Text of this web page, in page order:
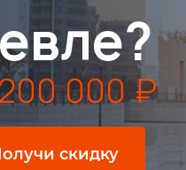
000 ₽
скидку